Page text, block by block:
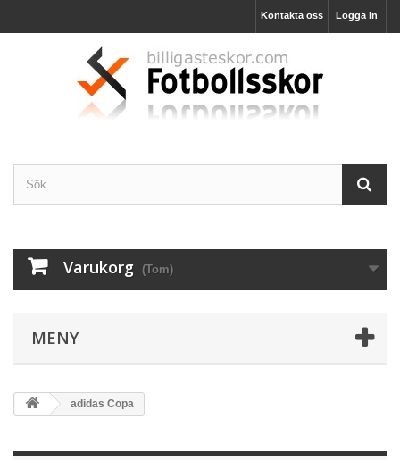
Logga in
Kontakta oss
Varukorg (Tom)
MENY
adidas Copa